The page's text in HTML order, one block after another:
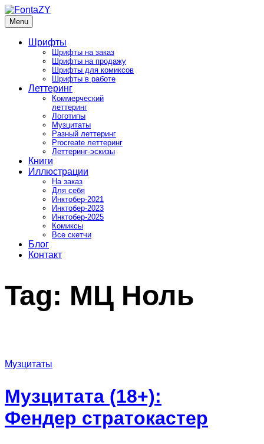
Skip
to
content
FontaZY
Fonts and pictures by Zakhar Yaschin
Menu
Шрифты
Шрифты на заказ
Шрифты на продажу
Шрифты для комиксов
Шрифты в работе
Леттеринг
Коммерческий
леттеринг
Логотипы
Музцитаты
Разный леттеринг
Procreate леттеринг
Леттеринг-эскизы
Книги
Иллюстрации
На заказ
Для себя
Инктобер-2021
Инктобер-2023
Инктобер-2025
Комиксы
Все скетчи
Блог
Контакт
Tag: МЦ Ноль
Музцитаты
Музцитата (18+):
Фендер стратокастер